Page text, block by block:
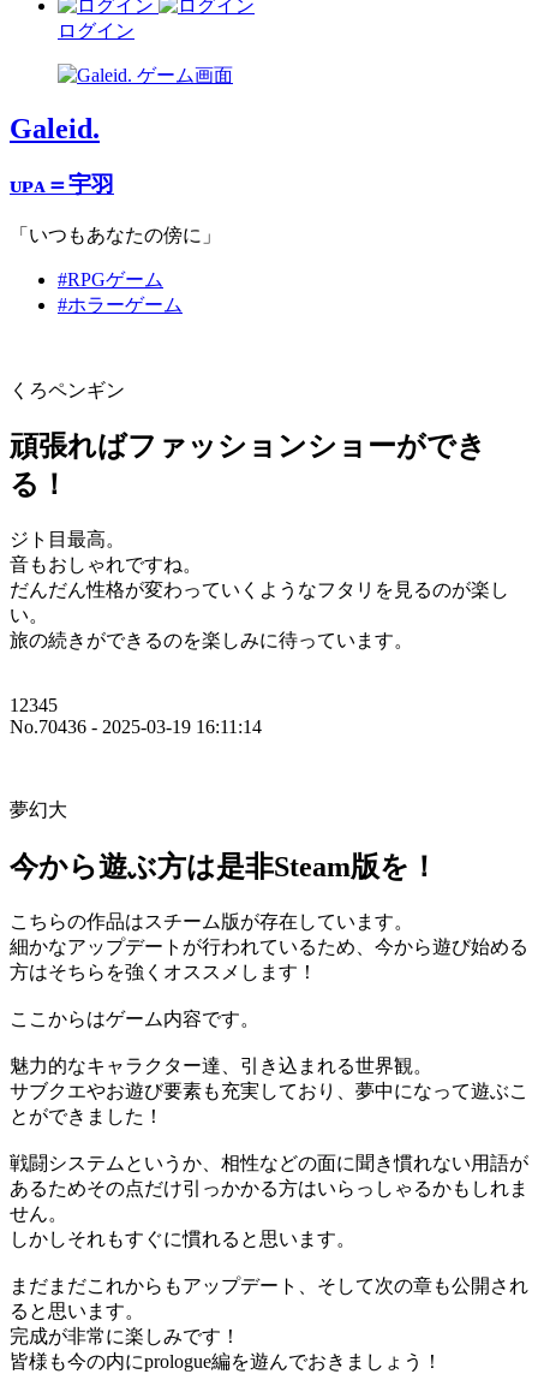
ログイン
Galeid.
ᴜᴘᴀ＝宇羽
「いつもあなたの傍に」
#RPGゲーム
#ホラーゲーム
くろペンギン
頑張ればファッションショーができ
る！
ジト目最高。
音もおしゃれですね。
だんだん性格が変わっていくようなフタリを見るのが楽し
い。
旅の続きができるのを楽しみに待っています。
12345
No.70436 - 2025-03-19 16:11:14
夢幻大
今から遊ぶ方は是非Steam版を！
こちらの作品はスチーム版が存在しています。
細かなアップデートが行われているため、今から遊び始める
方はそちらを強くオススメします！
ここからはゲーム内容です。
魅力的なキャラクター達、引き込まれる世界観。
サブクエやお遊び要素も充実しており、夢中になって遊ぶこ
とができました！
戦闘システムというか、相性などの面に聞き慣れない用語が
あるためその点だけ引っかかる方はいらっしゃるかもしれま
せん。
しかしそれもすぐに慣れると思います。
まだまだこれからもアップデート、そして次の章も公開され
ると思います。
完成が非常に楽しみです！
皆様も今の内にprologue編を遊んでおきましょう！